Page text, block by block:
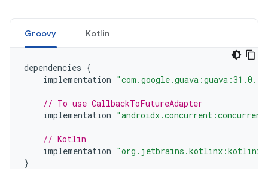
Groovy Kotlin
dependencies {
implementation
// To use CallbackToFutureAdapter
implementation
// Kotlin
implementation "org.jetbrains.kotlinx:kotlinx-
}